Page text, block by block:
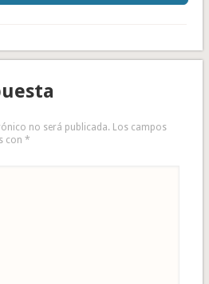
no será publicada. Los campos
con *